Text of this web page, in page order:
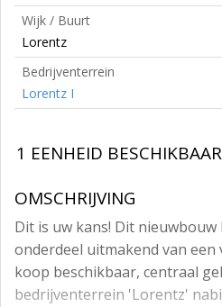
Wijk / Buurt
Lorentz
Bedrijventerrein
Lorentz I
1 EENHEID BESCHIKBAAR
OMSCHRIJVING
Dit is uw kans! Dit
onderdeel uitmakend van
koop beschikbaar, centraal
bedrijventerrein 'Lorentz'